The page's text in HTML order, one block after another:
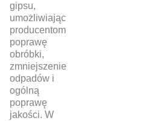
gipsu,
umożliwiając
producentom
poprawę
obróbki,
zmniejszenie
odpadów i
ogólną
poprawę
jakości. W